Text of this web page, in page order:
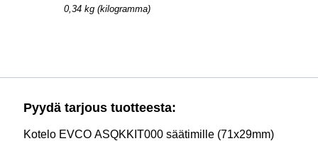
0,34 kg (kilogramma)
Pyydä tarjous tuotteesta:
Kotelo EVCO ASQKKIT000 säätimille (71x29mm)